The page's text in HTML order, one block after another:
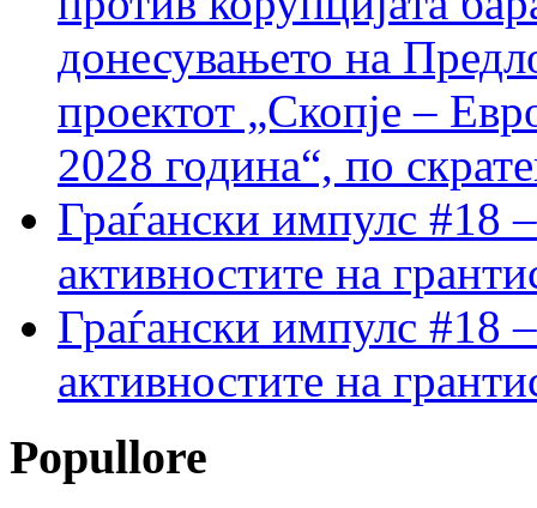
донесувањето на
проектот „Скопје –
2028 година“, по
Граѓански импулс #18
активностите на
Граѓански импулс #18
активностите на
Popullore